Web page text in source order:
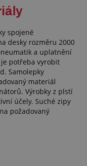
spojené
desky rozměru 2000
a uplatnění
potřeba vyrobit
Samolepky
materiál
Výrobky z plstí
účely. Suché zipy
požadovaný